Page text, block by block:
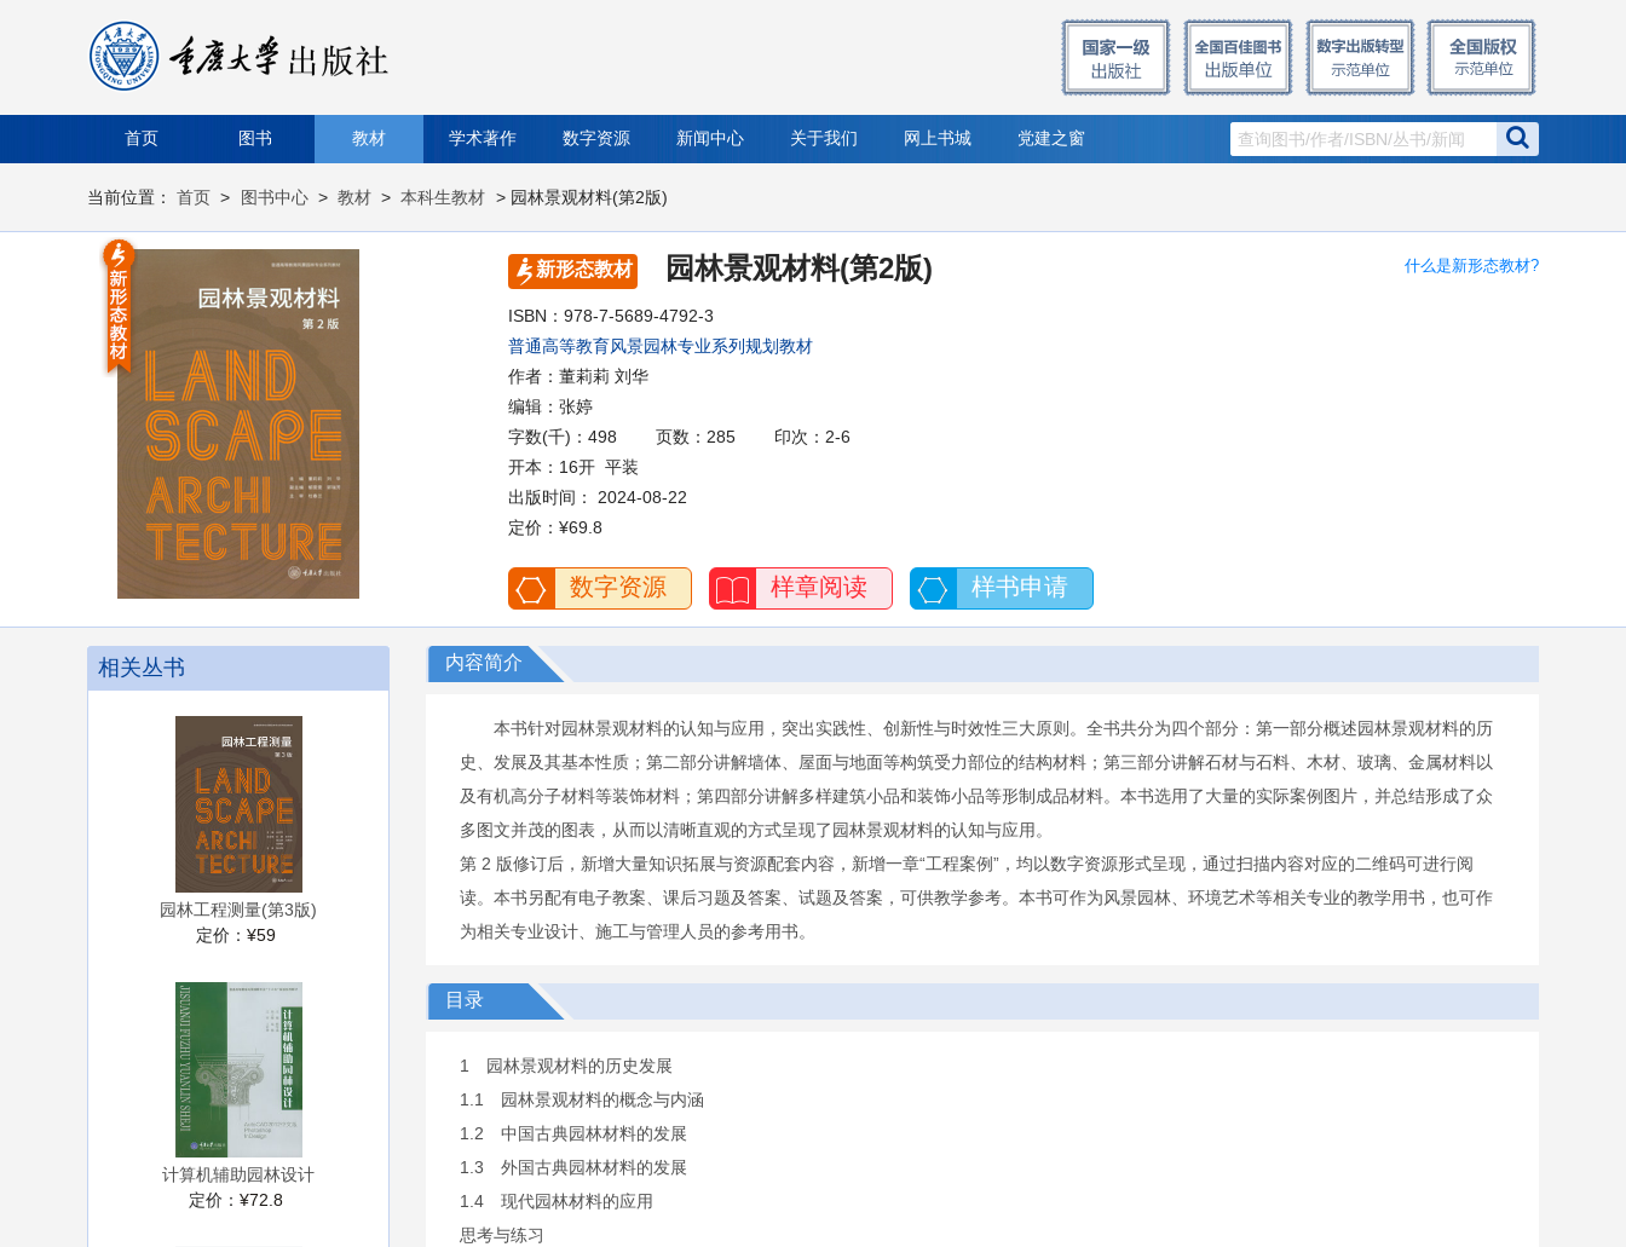
首页 图书 教材 学术著作 数字资源 新闻中心 关于我们 网上书城 党建之窗
当前位置： 首页 > 图书中心 > 教材 > 本科生教材 > 园林景观材料(第2版)
新形态教材 园林景观材料(第2版)
ISBN：978-7-5689-4792-3
普通高等教育风景园林专业系列规划教材
作者：董莉莉 刘华
编辑：张婷
字数(千)：498
页数：285
印次：2-6
开本：16开 平装
出版时间： 2024-08-22
定价： ¥69.8
数字资源 样章阅读 样书申请
什么是新形态教材?
相关丛书
园林工程测量(第3版)
定价： ¥59
计算机辅助园林设计
定价： ¥72.8
内容简介
本书针对园林景观材料的认知与应用，突出实践性、创新性与时效性三大原则。全书共分为四个部分：第一部分概述园林景观材料的历
史、发展及其基本性质；第二部分讲解墙体、屋面与地面等构筑受力部位的结构材料；第三部分讲解石材与石料、木材、玻璃、金属材料以
及有机高分子材料等装饰材料；第四部分讲解多样建筑小品和装饰小品等形制成品材料。本书选用了大量的实际案例图片，并总结形成了众
多图文并茂的图表，从而以清晰直观的方式呈现了园林景观材料的认知与应用。
第 2 版修订后，新增大量知识拓展与资源配套内容，新增一章“工程案例”，均以数字资源形式呈现，通过扫描内容对应的二维码可进行阅
读。本书另配有电子教案、课后习题及答案、试题及答案，可供教学参考。本书可作为风景园林、环境艺术等相关专业的教学用书，也可作
为相关专业设计、施工与管理人员的参考用书。
目录
1 园林景观材料的历史发展
1.1 园林景观材料的概念与内涵
1.2 中国古典园林材料的发展
1.3 外国古典园林材料的发展
1.4 现代园林材料的应用
思考与练习